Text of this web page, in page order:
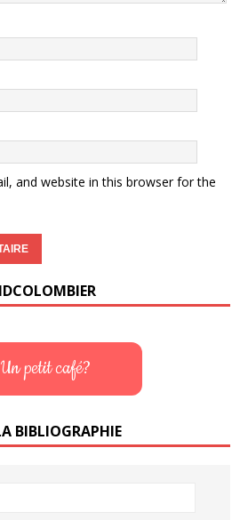
and website in this browser for the
Un petit café?
BIBLIOGRAPHIE